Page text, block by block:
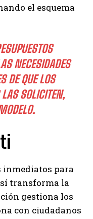
el esquema
NECESIDADES
DE QUE LOS
SOLICITEN,
inmediatos para
transforma la
gestiona los
con ciudadanos